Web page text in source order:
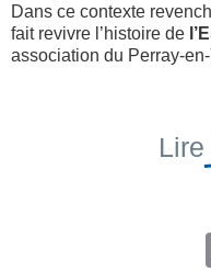
Dans ce contexte
fait revivre l’histoire de
association du Perray-
Lire